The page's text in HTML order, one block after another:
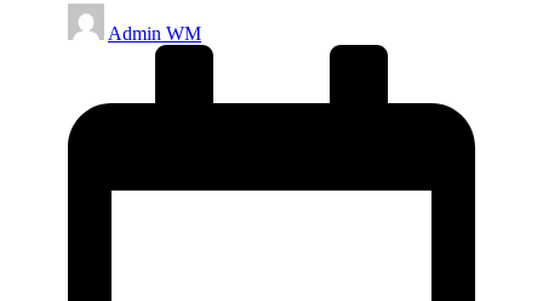
Posted
by
Admin WM